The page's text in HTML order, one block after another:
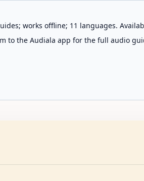
works offline; 11 languages.
to the Audiala app for the full audio